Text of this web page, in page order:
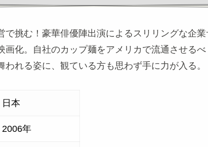
で挑む！豪華俳優陣出演によるスリリングな企
画化。自社のカップ麺をアメリカで流通させる
れる姿に、観ている方も思わず手に力が入る。
日本
2006年